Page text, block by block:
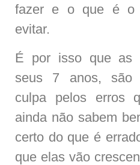
fazer e o que é o
evitar.
É por isso que as
seus 7 anos, são
culpa pelos erros
ainda não sabem
certo do que é
que elas vão